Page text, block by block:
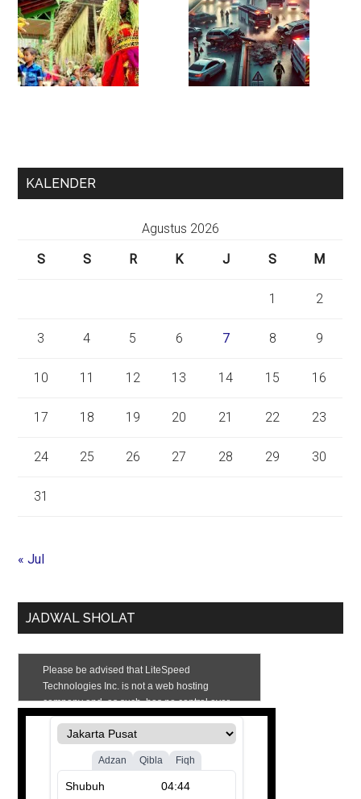
KALENDER
Agustus 2026
S
S R K J S M
1 2
3 4 5 6 7 8 9
10 11 12 13 14 15 16
17 18 19 20 21 22 23
24 25 26 27 28 29 30
31
« Jul
JADWAL SHOLAT